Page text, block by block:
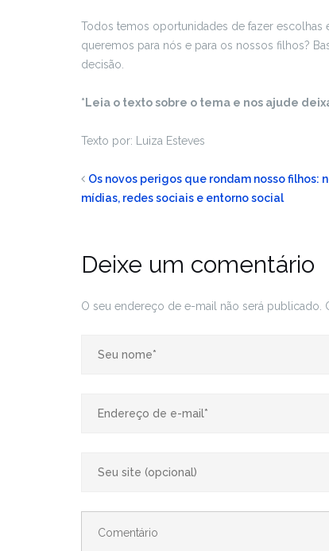
Todos temos oportunidades de fazer escolhas
queremos para nós e para os nossos filhos?
decisão.
*Leia o texto sobre o tema e nos ajude
Texto por: Luiza Esteves
Os novos perigos que rondam nosso filhos:
mídias, redes sociais e entorno social
Deixe um comentário
O seu endereço de e-mail não será publicado.